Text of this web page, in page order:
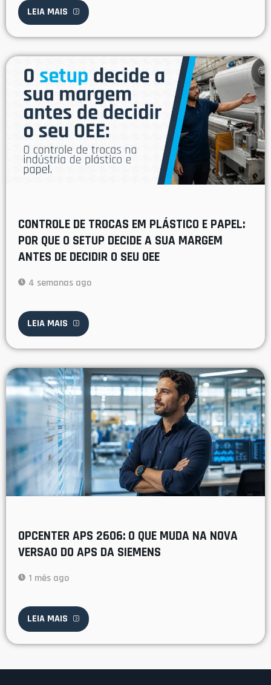
LEIA MAIS
CONTROLE DE TROCAS EM PLÁSTICO E PAPEL:
POR QUE O SETUP DECIDE A SUA MARGEM
ANTES DE DECIDIR O SEU OEE
4 semanas ago
LEIA MAIS
OPCENTER APS 2606: O QUE MUDA NA NOVA
VERSAO DO APS DA SIEMENS
1 mês ago
LEIA MAIS